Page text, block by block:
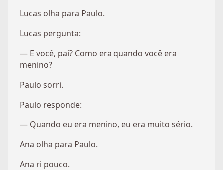
Lucas olha para Paulo.
Lucas pergunta:
— E você, pai? Como era quando você era
menino?
Paulo sorri.
Paulo responde:
— Quando eu era menino, eu era muito sério.
Ana olha para Paulo.
Ana ri pouco.